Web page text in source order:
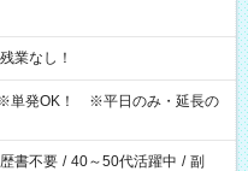
業なし！
単発OK！ ※平日のみ・延長の
書不要 / 40～50代活躍中 / 副